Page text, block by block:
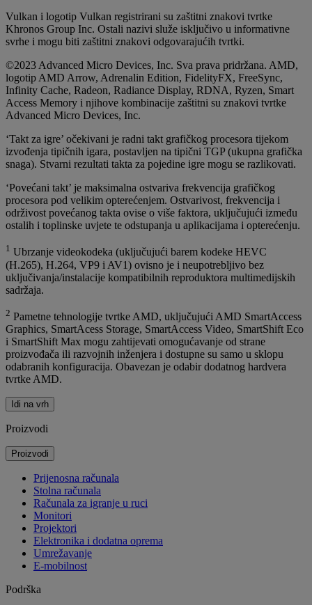
Vulkan i logotip Vulkan registrirani su zaštitni znakovi tvrtke
Khronos Group Inc. Ostali nazivi služe isključivo u informativne
svrhe i mogu biti zaštitni znakovi odgovarajućih tvrtki.
©2023 Advanced Micro Devices, Inc. Sva prava pridržana. AMD,
logotip AMD Arrow, Adrenalin Edition, FidelityFX, FreeSync,
Infinity Cache, Radeon, Radiance Display, RDNA, Ryzen, Smart
Access Memory i njihove kombinacije zaštitni su znakovi tvrtke
Advanced Micro Devices, Inc.
‘Takt za igre’ očekivani je radni takt grafičkog procesora tijekom
izvođenja tipičnih igara, postavljen na tipični TGP (ukupna grafička
snaga). Stvarni rezultati takta za pojedine igre mogu se razlikovati.
‘Povećani takt’ je maksimalna ostvariva frekvencija grafičkog
procesora pod velikim opterećenjem. Ostvarivost, frekvencija i
održivost povećanog takta ovise o više faktora, uključujući između
ostalih i toplinske uvjete te odstupanja u aplikacijama i opterećenju.
1 Ubrzanje videokodeka (uključujući barem kodeke HEVC
(H.265), H.264, VP9 i AV1) ovisno je i neupotrebljivo bez
uključivanja/instalacije kompatibilnih reproduktora multimedijskih
sadržaja.
2 Pametne tehnologije tvrtke AMD, uključujući AMD SmartAccess
Graphics, SmartAcess Storage, SmartAccess Video, SmartShift Eco
i SmartShift Max mogu zahtijevati omogućavanje od strane
proizvođača ili razvojnih inženjera i dostupne su samo u sklopu
odabranih konfiguracija. Obavezan je odabir dodatnog hardvera
tvrtke AMD.
Idi na vrh
Proizvodi
Proizvodi
Prijenosna računala
Stolna računala
Računala za igranje u ruci
Monitori
Projektori
Elektronika i dodatna oprema
Umrežavanje
E-mobilnost
Podrška